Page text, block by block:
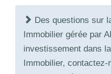
Des questions sur
Immobilier gérée par
investissement dans
Immobilier, contactez-